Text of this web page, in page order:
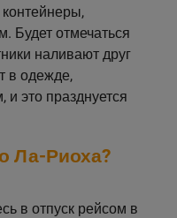
контейнеры,
Будет отмечаться
наливают друг
в одежде,
это празднуется
Ла-Риоха?
в отпуск рейсом в